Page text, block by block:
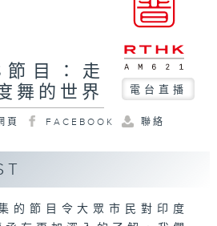
節目：走
舞的世界
電台直播
頁 FACEBOOK 聯絡
的節目令大眾市民對印度